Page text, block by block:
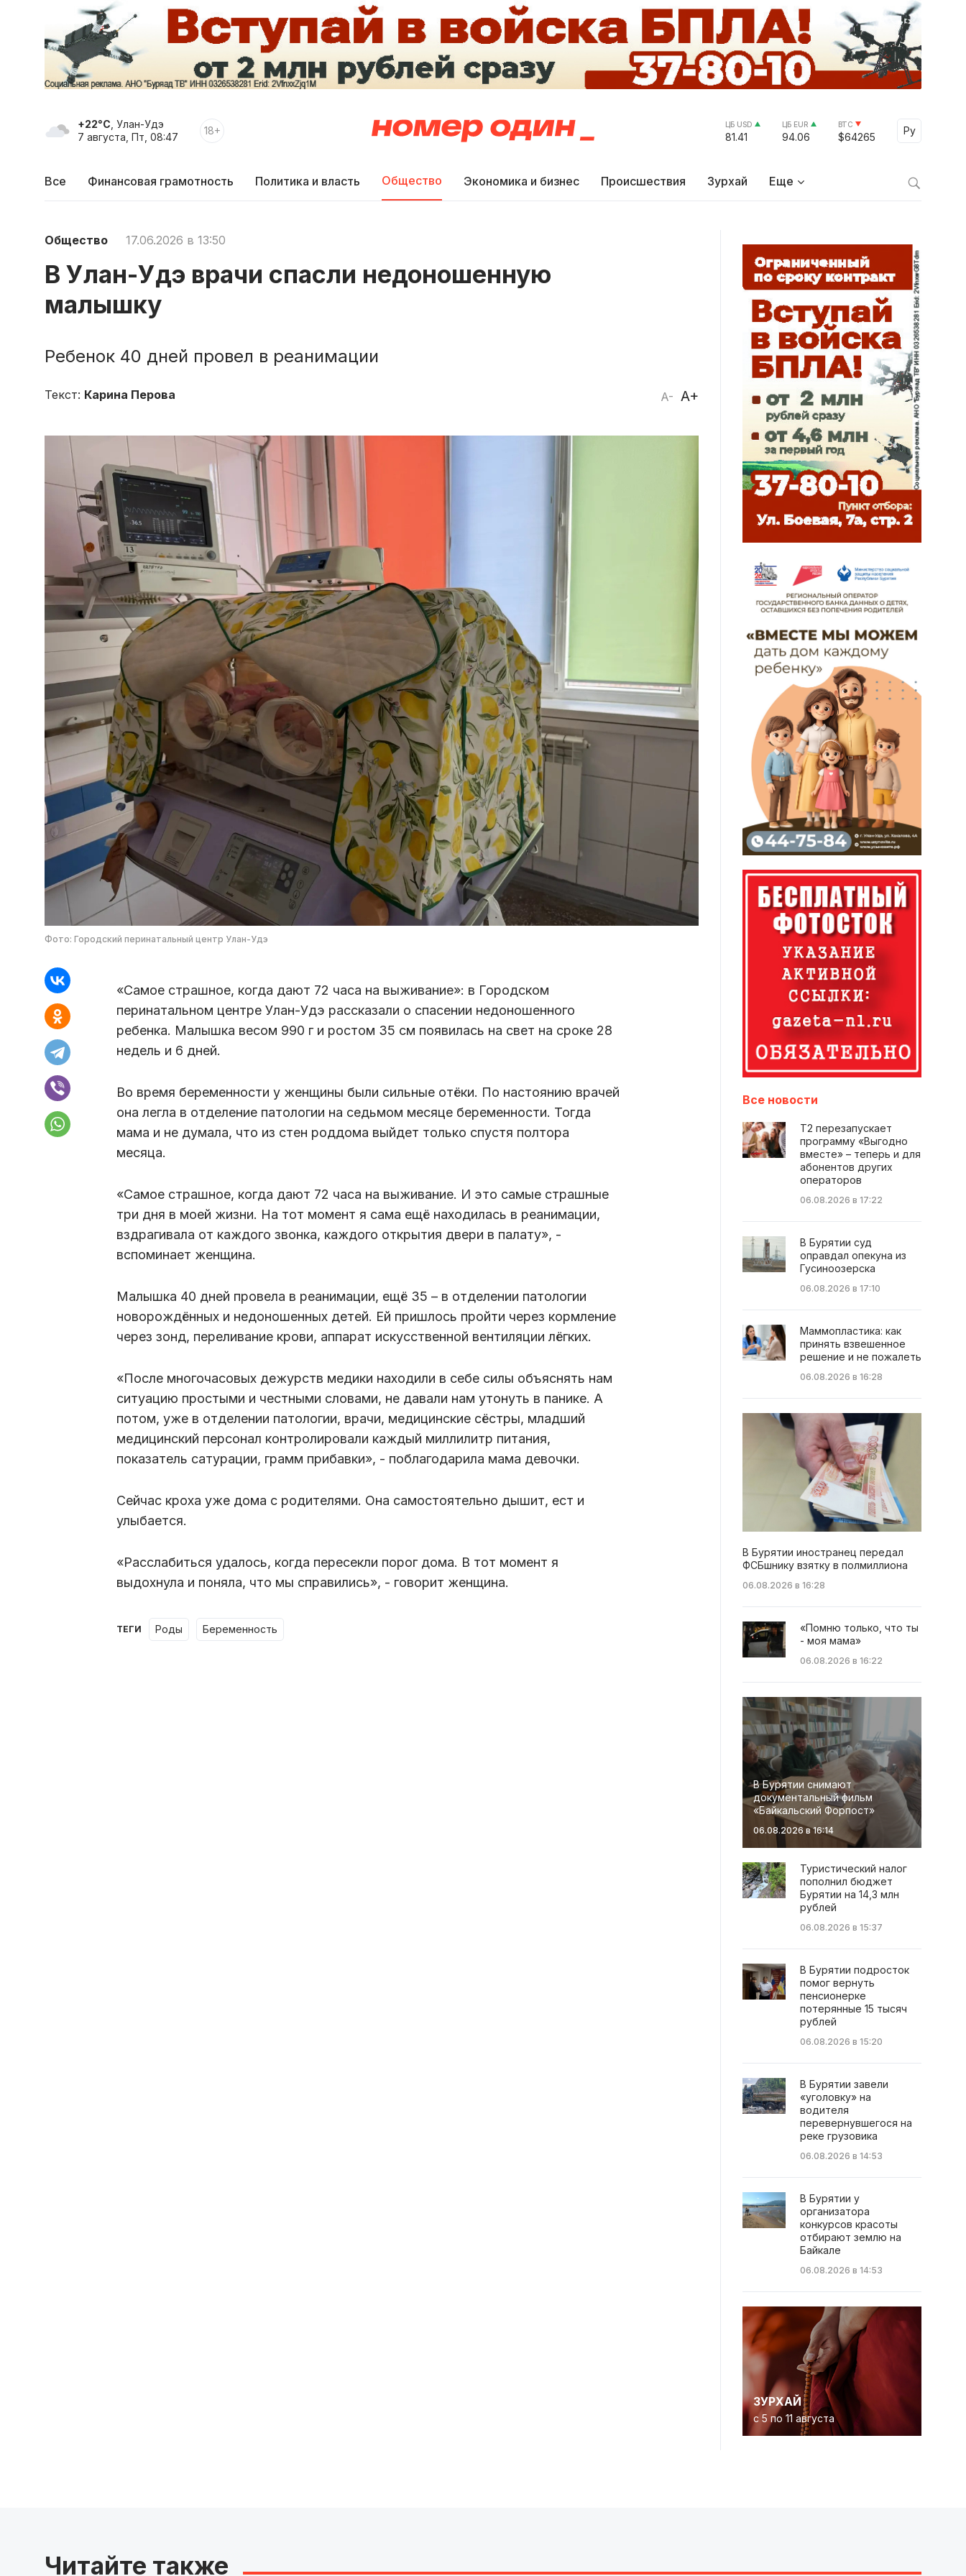
+22°C , Улан-Удэ
7 августа, Пт, 08:47
18+ ЦБ USD
81.41
ЦБ EUR
94.06
BTC
$64265
Ру
Select
Все Финансовая грамотность Политика и власть Общество Экономика и бизнес Происшествия Зурхай Еще
Общество 17.06.2026 в 13:50
В Улан-Удэ врачи спасли недоношенную
малышку
Ребенок 40 дней провел в реанимации
A- A+
Текст: Карина Перова
Фото: Городский перинатальный центр Улан-Удэ
«Самое страшное, когда дают 72 часа на выживание»: в Городском
перинатальном центре Улан-Удэ рассказали о спасении недоношенного
ребенка. Малышка весом 990 г и ростом 35 см появилась на свет на сроке 28
недель и 6 дней.
Во время беременности у женщины были сильные отёки. По настоянию врачей
она легла в отделение патологии на седьмом месяце беременности. Тогда
мама и не думала, что из стен роддома выйдет только спустя полтора
месяца.
«Самое страшное, когда дают 72 часа на выживание. И это самые страшные
три дня в моей жизни. На тот момент я сама ещё находилась в реанимации,
вздрагивала от каждого звонка, каждого открытия двери в палату», -
вспоминает женщина.
Малышка 40 дней провела в реанимации, ещё 35 – в отделении патологии
новорождённых и недоношенных детей. Ей пришлось пройти через кормление
через зонд, переливание крови, аппарат искусственной вентиляции лёгких.
«После многочасовых дежурств медики находили в себе силы объяснять нам
ситуацию простыми и честными словами, не давали нам утонуть в панике. А
потом, уже в отделении патологии, врачи, медицинские сёстры, младший
медицинский персонал контролировали каждый миллилитр питания,
показатель сатурации, грамм прибавки», - поблагодарила мама девочки.
Сейчас кроха уже дома с родителями. Она самостоятельно дышит, ест и
улыбается.
«Расслабиться удалось, когда пересекли порог дома. В тот момент я
выдохнула и поняла, что мы справились», - говорит женщина.
ТЕГИ роды беременность
Все новости
Т2 перезапускает
программу «Выгодно
вместе» – теперь и для
абонентов других
операторов
06.08.2026 в 17:22
В Бурятии суд
оправдал опекуна из
Гусиноозерска
06.08.2026 в 17:10
Маммопластика: как
принять взвешенное
решение и не пожалеть
06.08.2026 в 16:28
В Бурятии иностранец передал
ФСБшнику взятку в полмиллиона
06.08.2026 в 16:28
«Помню только, что ты
- моя мама»
06.08.2026 в 16:22
В Бурятии снимают
документальный фильм
«Байкальский Форпост»
06.08.2026 в 16:14
Туристический налог
пополнил бюджет
Бурятии на 14,3 млн
рублей
06.08.2026 в 15:37
В Бурятии подросток
помог вернуть
пенсионерке
потерянные 15 тысяч
рублей
06.08.2026 в 15:20
В Бурятии завели
«уголовку» на
водителя
перевернувшегося на
реке грузовика
06.08.2026 в 14:53
В Бурятии у
организатора
конкурсов красоты
отбирают землю на
Байкале
06.08.2026 в 14:53
ЗУРХАЙ
с 5 по 11 августа
Читайте также